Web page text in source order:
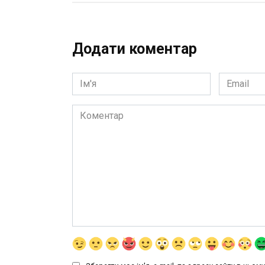
Додати коментар
Ім'я
*
Email
*
Коментар